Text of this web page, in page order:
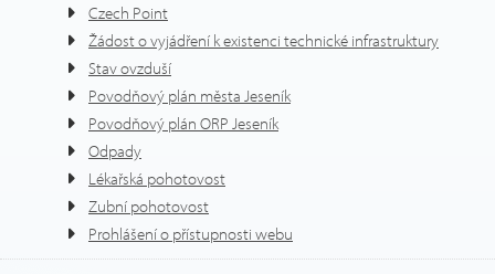
Czech Point
Žádost o vyjádření k existenci technické infrastruktury
Stav ovzduší
Povodňový plán města Jeseník
Povodňový plán ORP Jeseník
Odpady
Lékařská pohotovost
Zubní pohotovost
Prohlášení o přístupnosti webu